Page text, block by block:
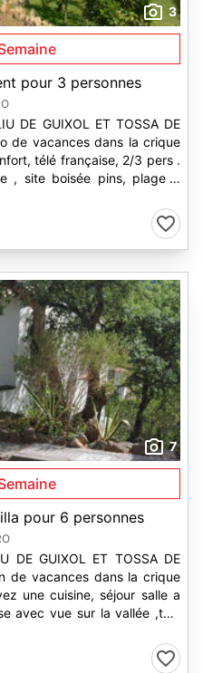
3
pour 3 personnes
7
pour 6 personnes
DE GUIXOL ET TOSSA DE